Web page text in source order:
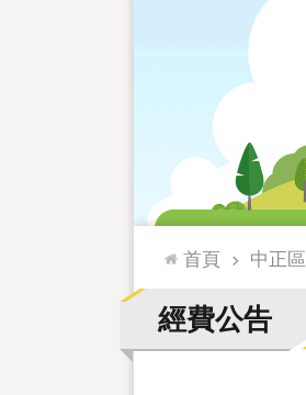
::: 首頁 中正區
經費公告